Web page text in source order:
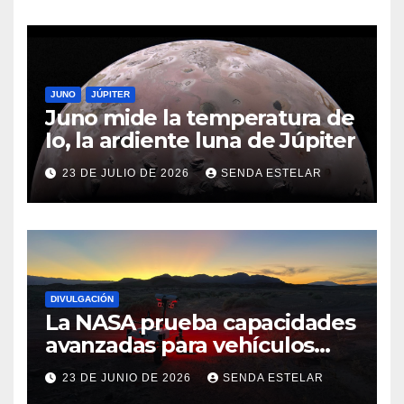
JUNO JÚPITER
Juno mide la temperatura de
Io, la ardiente luna de Júpiter
23 DE JULIO DE 2026 SENDA ESTELAR
DIVULGACIÓN
La NASA prueba capacidades
avanzadas para vehículos
exploradores lunares y
marcianos.
23 DE JUNIO DE 2026 SENDA ESTELAR